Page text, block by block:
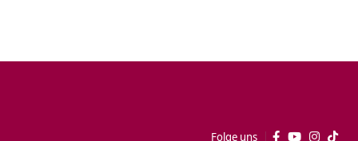
Folge uns